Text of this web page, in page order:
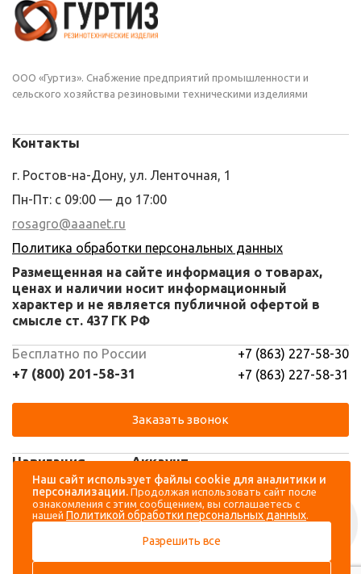
ООО «Гуртиз». Снабжение предприятий промышленности и
сельского хозяйства резиновыми техническими изделиями
Навигация
Каталог
О компании
Доставка и оплата
Аккаунт
Вход
Регистрация
Контакты
г. Ростов-на-Дону, ул. Ленточная, 1
Пн-Пт: с 09:00 — до 17:00
rosagro@aaanet.ru
Политика обработки персональных данных
Размещенная на сайте информация о товарах,
ценах и наличии носит информационный
характер и не является публичной офертой в
смысле ст. 437 ГК РФ
Бесплатно по России
+7 (800) 201-58-31
+7 (863) 227-58-30
+7 (863) 227-58-31
Заказать звонок
Наш сайт использует файлы cookie для аналитики и
персонализации. Продолжая использовать сайт после
ознакомления с этим сообщением, вы соглашаетесь с
нашей Политикой обработки персональных данных.
Разрешить все